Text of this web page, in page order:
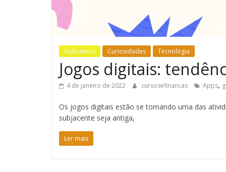
Aplicativos Curiosidades Tecnologia
Jogos digitais:
4 de janeiro de 2022 cursosefinancas Apps,
Os jogos digitais estão se tornando uma das
subjacente seja antiga,
Ler mais